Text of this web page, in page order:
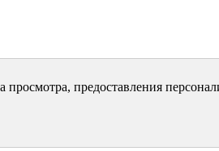
предоставления